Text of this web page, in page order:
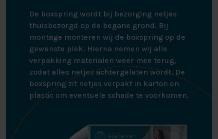
De boxspring wordt bij bezorging netjes
thuisbezorgd op de begane grond. Bij
montage monteren wij de boxspring op de
gewenste plek. Hierna nemen wij alle
verpakking materialen weer mee terug,
zodat alles netjes achtergelaten wordt. De
boxspring zit netjes verpakt in karton en
plastic om eventuele schade te voorkomen.